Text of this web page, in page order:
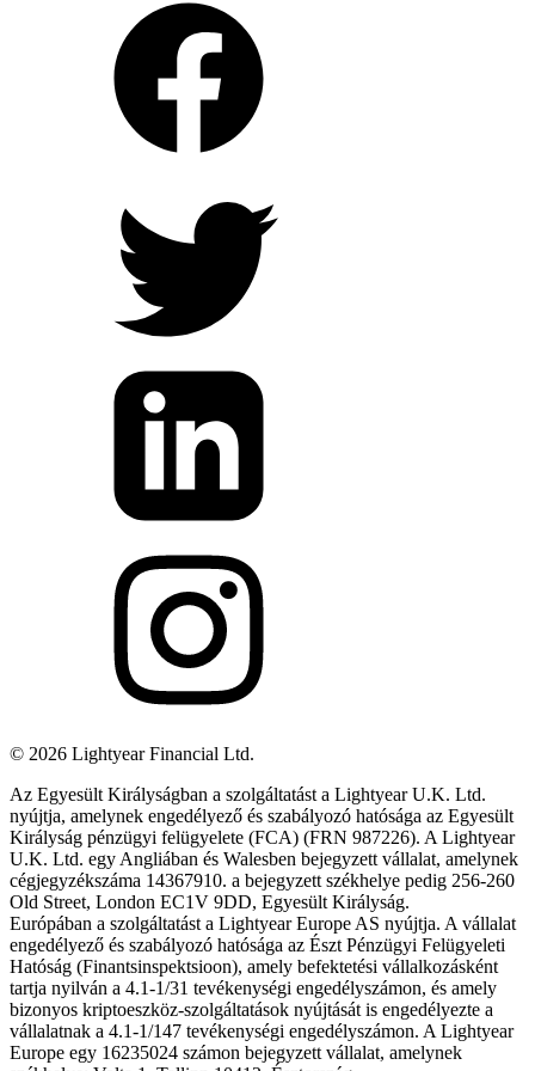
© 2026 Lightyear Financial Ltd.
Az Egyesült Királyságban a szolgáltatást a Lightyear U.K. Ltd.
nyújtja, amelynek engedélyező és szabályozó hatósága az Egyesült
Királyság pénzügyi felügyelete (FCA) (FRN 987226). A Lightyear
U.K. Ltd. egy Angliában és Walesben bejegyzett vállalat, amelynek
cégjegyzékszáma 14367910. a bejegyzett székhelye pedig 256-260
Old Street, London EC1V 9DD, Egyesült Királyság.
Európában a szolgáltatást a Lightyear Europe AS nyújtja. A vállalat
engedélyező és szabályozó hatósága az Észt Pénzügyi Felügyeleti
Hatóság (Finantsinspektsioon), amely befektetési vállalkozásként
tartja nyilván a 4.1-1/31 tevékenységi engedélyszámon, és amely
bizonyos kriptoeszköz-szolgáltatások nyújtását is engedélyezte a
vállalatnak a 4.1-1/147 tevékenységi engedélyszámon. A Lightyear
Europe egy 16235024 számon bejegyzett vállalat, amelynek